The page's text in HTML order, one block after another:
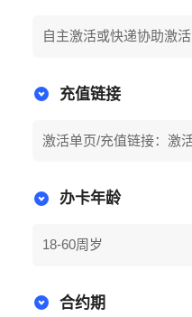
自主激活或快递协助激活
充值链接
激活单页/充值链接：激
办卡年龄
18-60周岁
合约期